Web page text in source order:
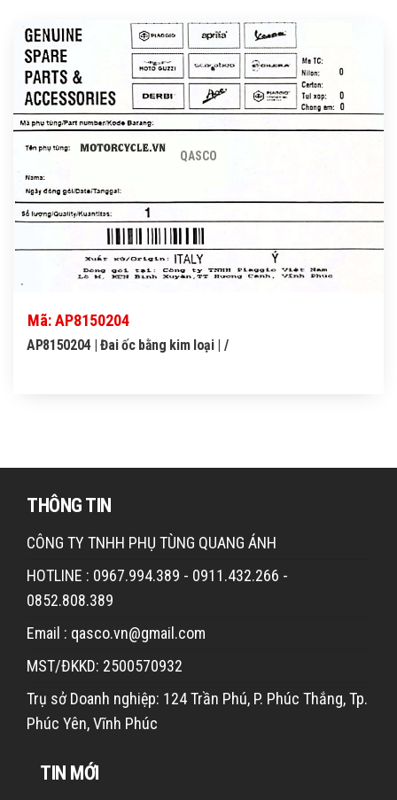
QASCO
Mã: AP8150204
AP8150204 | Đai ốc bằng kim loại | /
THÔNG TIN
CÔNG TY TNHH PHỤ TÙNG QUANG ÁNH
HOTLINE : 0967.994.389 - 0911.432.266 -
0852.808.389
Email : qasco.vn@gmail.com
MST/ĐKKD: 2500570932
Trụ sở Doanh nghiệp: 124 Trần Phú, P. Phúc Thắng, Tp.
Phúc Yên, Vĩnh Phúc
TIN MỚI